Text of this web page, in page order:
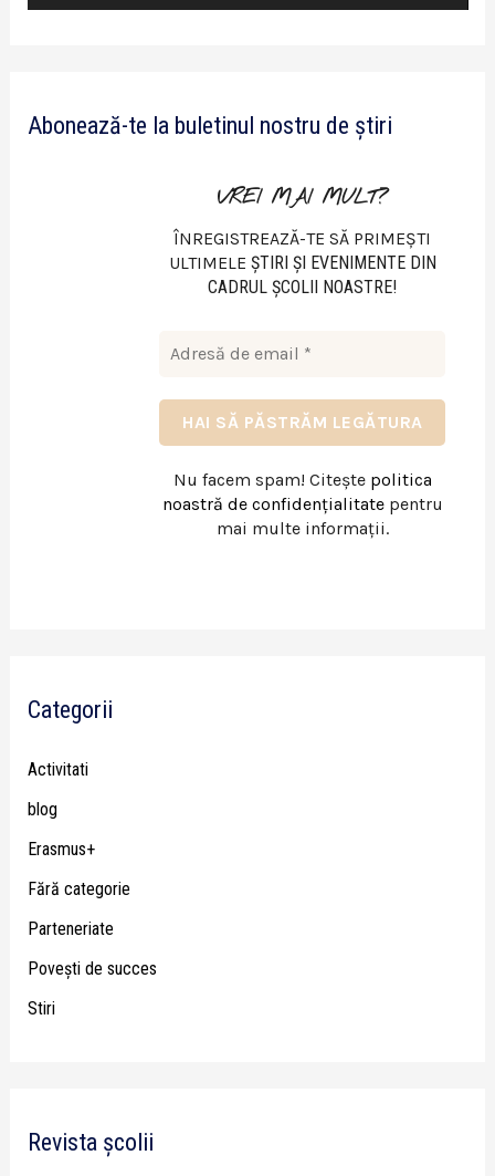
o
Abonează-te la buletinul nostru de știri
VREI MAI MULT?
ÎNREGISTREAZĂ-TE SĂ PRIMEȘTI
ULTIMELE ŞTIRI ŞI EVENIMENTE DIN
CADRUL ŞCOLII NOASTRE!
Nu facem spam! Citește politica
noastră de confidențialitatepentru
mai multe informații.
Categorii
Activitati
blog
Erasmus+
Fără categorie
Parteneriate
Poveşti de succes
Stiri
Revista școlii